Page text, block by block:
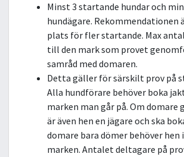
Minst 3 startande hundar och
hundägare. Rekommendationen
plats för fler startande. Max
till den mark som provet
samråd med domaren.
Detta gäller för särskilt prov på
Alla hundförare behöver boka
marken man går på. Om domare
är även hen en jägare och ska
domare bara dömer behöver hen
marken. Antalet deltagare på